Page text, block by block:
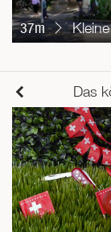
37m Kleine
Das